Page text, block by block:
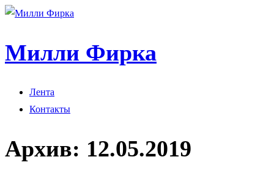
Милли Фирка
Лента
Контакты
Архив: 12.05.2019